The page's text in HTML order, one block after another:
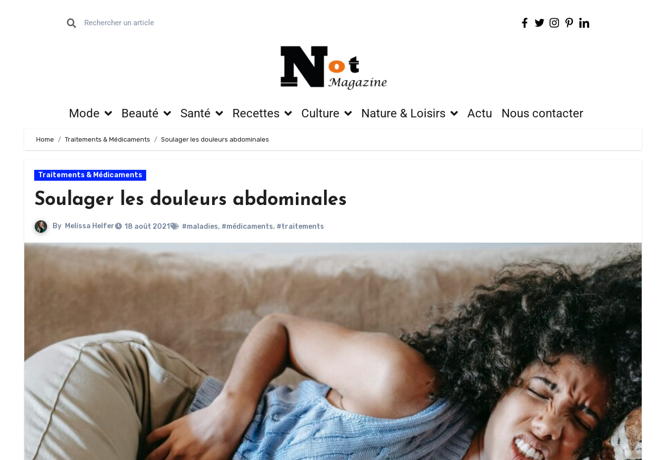
Mode Beauté Santé Recettes Culture Nature & Loisirs Actu Nous contacter
Home Traitements & Médicaments Soulager les douleurs abdominales
Traitements & Médicaments
Soulager les douleurs abdominales
By Melissa Helfer 18 août 2021 #maladies, #médicaments, #traitements